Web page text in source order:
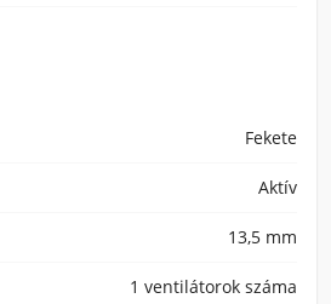
Fekete
Aktív
13,5 mm
1 ventilátorok száma